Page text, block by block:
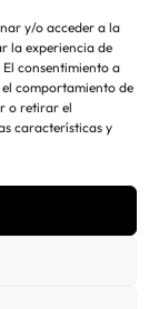
y/o acceder a la
la experiencia de
consentimiento a
comportamiento de
o retirar el
características y